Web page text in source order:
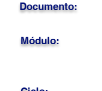
Documento:
Módulo: